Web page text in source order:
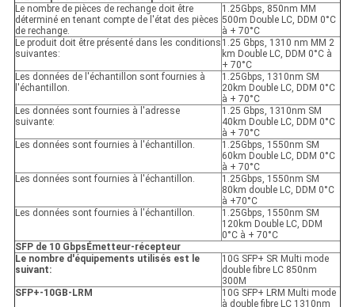
Le nombre de pièces de rechange doit être
déterminé en tenant compte de l'état des pièces
de rechange.
1.25Gbps, 850nm MM
500m Double LC, DDM 0°C
à + 70°C
Le produit doit être présenté dans les conditions
suivantes:
1.25 Gbps, 1310 nm MM 2
km Double LC, DDM 0°C à
+ 70°C
Les données de l'échantillon sont fournies à
l'échantillon.
1.25Gbps, 1310nm SM
20km Double LC, DDM 0°C
à + 70°C
Les données sont fournies à l'adresse
suivante:
1.25 Gbps, 1310nm SM
40km Double LC, DDM 0°C
à + 70°C
Les données sont fournies à l'échantillon.
1.25Gbps, 1550nm SM
60km Double LC, DDM 0°C
à + 70°C
Les données sont fournies à l'échantillon.
1.25Gbps, 1550nm SM
80km double LC, DDM 0°C
à +70°C
Les données sont fournies à l'échantillon.
1.25Gbps, 1550nm SM
120km Double LC, DDM
0°C à + 70°C
SFP de 10 Gbps Émetteur-récepteur
Le nombre d'équipements utilisés est le
suivant:
10G SFP+ SR Multi mode
double fibre LC 850nm
300M
SFP+-10GB-LRM
10G SFP+ LRM Multi mode
à double fibre LC 1310nm